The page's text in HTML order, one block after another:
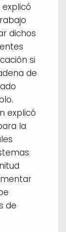
explicó
dichos
si
de
explicó
la
de